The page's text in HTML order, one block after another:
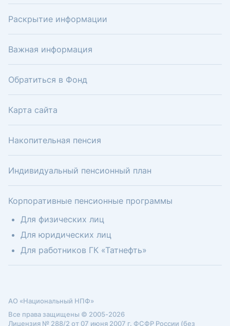
Раскрытие информации
Важная информация
Обратиться в Фонд
Карта сайта
Накопительная пенсия
Индивидуальный пенсионный план
Корпоративные пенсионные программы
Для физических лиц
Для юридических лиц
Для работников ГК «Татнефть»
АО «Национальный НПФ»
Все права защищены © 2005-2026
Лицензия № 288/2 от 07 июня 2007 г. ФСФР России (без